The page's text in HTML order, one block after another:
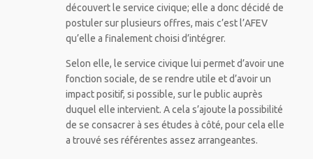
découvert le service civique; elle a donc décidé de
postuler sur plusieurs offres, mais c’est l’AFEV
qu’elle a finalement choisi d’intégrer.
Selon elle, le service civique lui permet d’avoir une
fonction sociale, de se rendre utile et d’avoir un
impact positif, si possible, sur le public auprès
duquel elle intervient. A cela s’ajoute la possibilité
de se consacrer à ses études à côté, pour cela elle
a trouvé ses référentes assez arrangeantes.